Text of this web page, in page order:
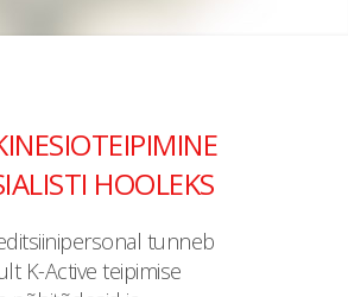
HOOLEKS
tunneb
K-Active teipimise